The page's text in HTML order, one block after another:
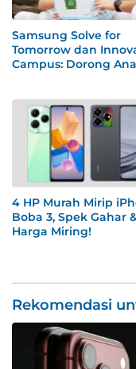
Samsung Solve for
Tomorrow dan
Campus: Dorong
4 HP Murah Mirip
Boba 3, Spek Gahar
Harga Miring!
Rekomendasi